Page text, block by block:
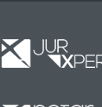
Miete